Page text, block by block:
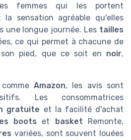
femmes qui les portent
la sensation agréable qu'elles
une longue journée. Les tailles
ce qui permet à chacune de
pied, que ce soit en noir,
commeAmazon, les avis sont
Les consommatrices
gratuite et la facilité d'achat
boots et basket Remonte,
variées, sont souvent louées